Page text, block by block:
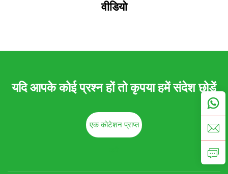
वीडियो
यदि आपके कोई प्रश्न हों तो कृपया हमें संदेश छोड़ें
एक कोटेशन प्राप्त